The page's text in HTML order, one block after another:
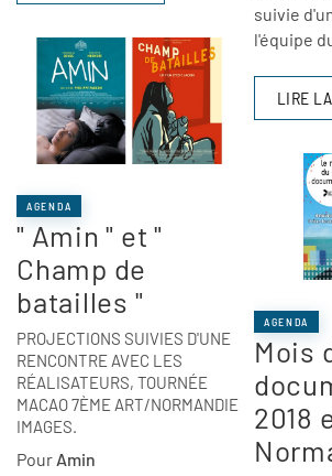
AGENDA
" Amin " et "
Champ de
batailles "
PROJECTIONS SUIVIES D'UNE
RENCONTRE AVEC LES
RÉALISATEURS, TOURNÉE
MACAO 7ÈME ART/NORMANDIE
IMAGES.
Pour Amin
suivie
l'équipe
LIRE
AGENDA
Mois
2018